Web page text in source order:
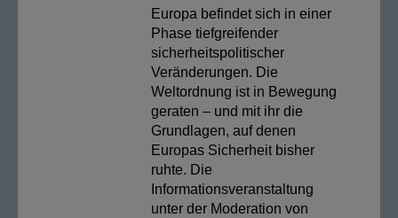
Europa befindet sich in einer
Phase tiefgreifender
sicherheitspolitischer
Veränderungen. Die
Weltordnung ist in Bewegung
geraten – und mit ihr die
Grundlagen, auf denen
Europas Sicherheit bisher
ruhte. Die
Informationsveranstaltung
unter der Moderation von